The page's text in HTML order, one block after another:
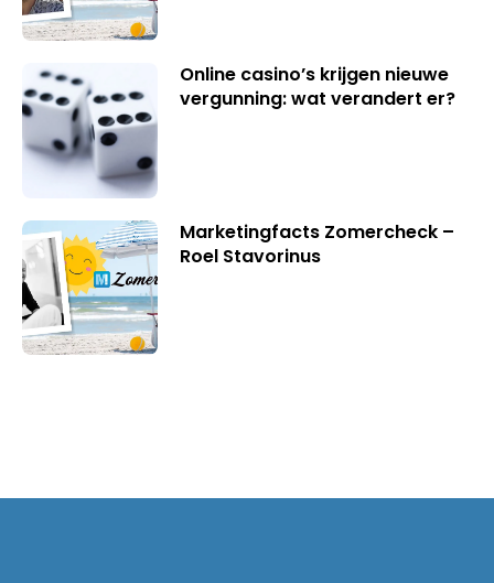
Online casino’s krijgen nieuwe
vergunning: wat verandert er?
Marketingfacts Zomercheck –
Roel Stavorinus